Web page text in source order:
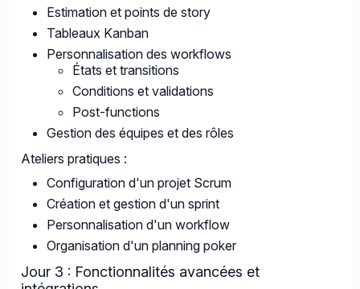
Estimation et points de story
Tableaux Kanban
Personnalisation des workflows
États et transitions
Conditions et validations
Post-functions
Gestion des équipes et des rôles
Ateliers pratiques :
Configuration d'un projet Scrum
Création et gestion d'un sprint
Personnalisation d'un workflow
Organisation d'un planning poker
Jour 3 : Fonctionnalités avancées et